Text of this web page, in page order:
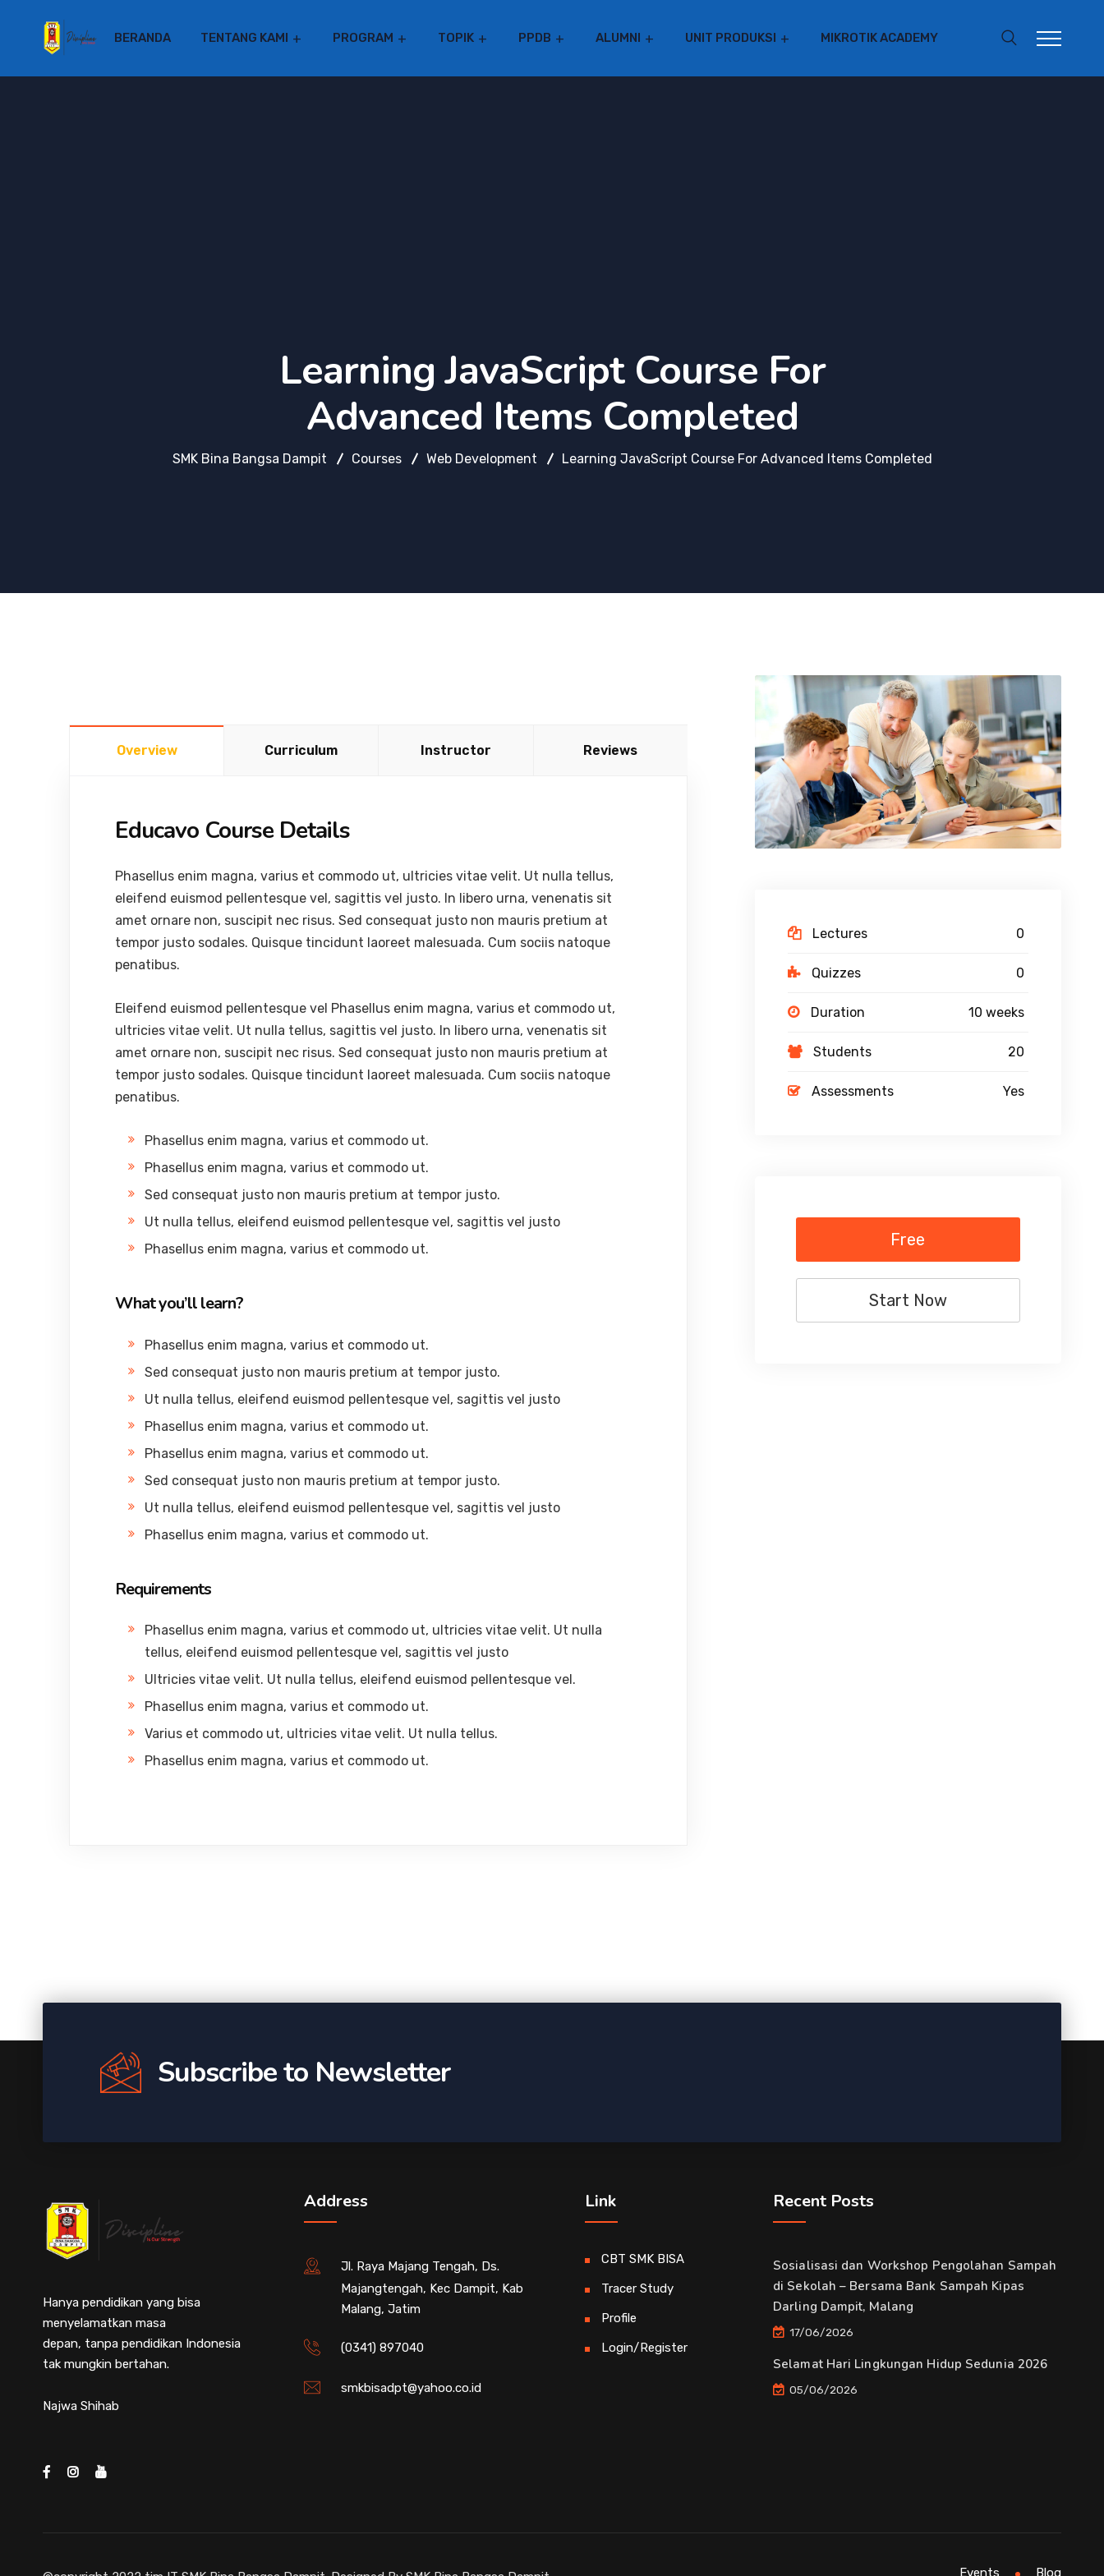
BERANDA TENTANG KAMI PROGRAM TOPIK PPDB ALUMNI UNIT PRODUKSI MIKROTIK ACADEMY
Learning JavaScript Course For
Advanced Items Completed
SMK Bina Bangsa Dampit Courses Web Development Learning JavaScript Course For Advanced Items Completed
Overview Curriculum Instructor Reviews
Educavo Course Details
Phasellus enim magna, varius et commodo ut, ultricies vitae velit. Ut nulla tellus,
eleifend euismod pellentesque vel, sagittis vel justo. In libero urna, venenatis sit
amet ornare non, suscipit nec risus. Sed consequat justo non mauris pretium at
tempor justo sodales. Quisque tincidunt laoreet malesuada. Cum sociis natoque
penatibus.
Eleifend euismod pellentesque vel Phasellus enim magna, varius et commodo ut,
ultricies vitae velit. Ut nulla tellus, sagittis vel justo. In libero urna, venenatis sit
amet ornare non, suscipit nec risus. Sed consequat justo non mauris pretium at
tempor justo sodales. Quisque tincidunt laoreet malesuada. Cum sociis natoque
penatibus.
Phasellus enim magna, varius et commodo ut.
Phasellus enim magna, varius et commodo ut.
Sed consequat justo non mauris pretium at tempor justo.
Ut nulla tellus, eleifend euismod pellentesque vel, sagittis vel justo
Phasellus enim magna, varius et commodo ut.
What you’ll learn?
Phasellus enim magna, varius et commodo ut.
Sed consequat justo non mauris pretium at tempor justo.
Ut nulla tellus, eleifend euismod pellentesque vel, sagittis vel justo
Phasellus enim magna, varius et commodo ut.
Phasellus enim magna, varius et commodo ut.
Sed consequat justo non mauris pretium at tempor justo.
Ut nulla tellus, eleifend euismod pellentesque vel, sagittis vel justo
Phasellus enim magna, varius et commodo ut.
Requirements
Phasellus enim magna, varius et commodo ut, ultricies vitae velit. Ut nulla
tellus, eleifend euismod pellentesque vel, sagittis vel justo
Ultricies vitae velit. Ut nulla tellus, eleifend euismod pellentesque vel.
Phasellus enim magna, varius et commodo ut.
Varius et commodo ut, ultricies vitae velit. Ut nulla tellus.
Phasellus enim magna, varius et commodo ut.
Lectures 0
Quizzes 0
Duration 10 weeks
Students 20
Assessments Yes
Free
Start Now
Subscribe to Newsletter
Hanya pendidikan yang bisa
menyelamatkan masa
depan, tanpa pendidikan Indonesia
tak mungkin bertahan.
Najwa Shihab
Address
Jl. Raya Majang Tengah, Ds.
Majangtengah, Kec Dampit, Kab
Malang, Jatim
(0341) 897040
smkbisadpt@yahoo.co.id
Link
CBT SMK BISA
Tracer Study
Profile
Login/Register
Recent Posts
Sosialisasi dan Workshop Pengolahan Sampah
di Sekolah – Bersama Bank Sampah Kipas
Darling Dampit, Malang
17/06/2026
Selamat Hari Lingkungan Hidup Sedunia 2026
05/06/2026
Events Blog